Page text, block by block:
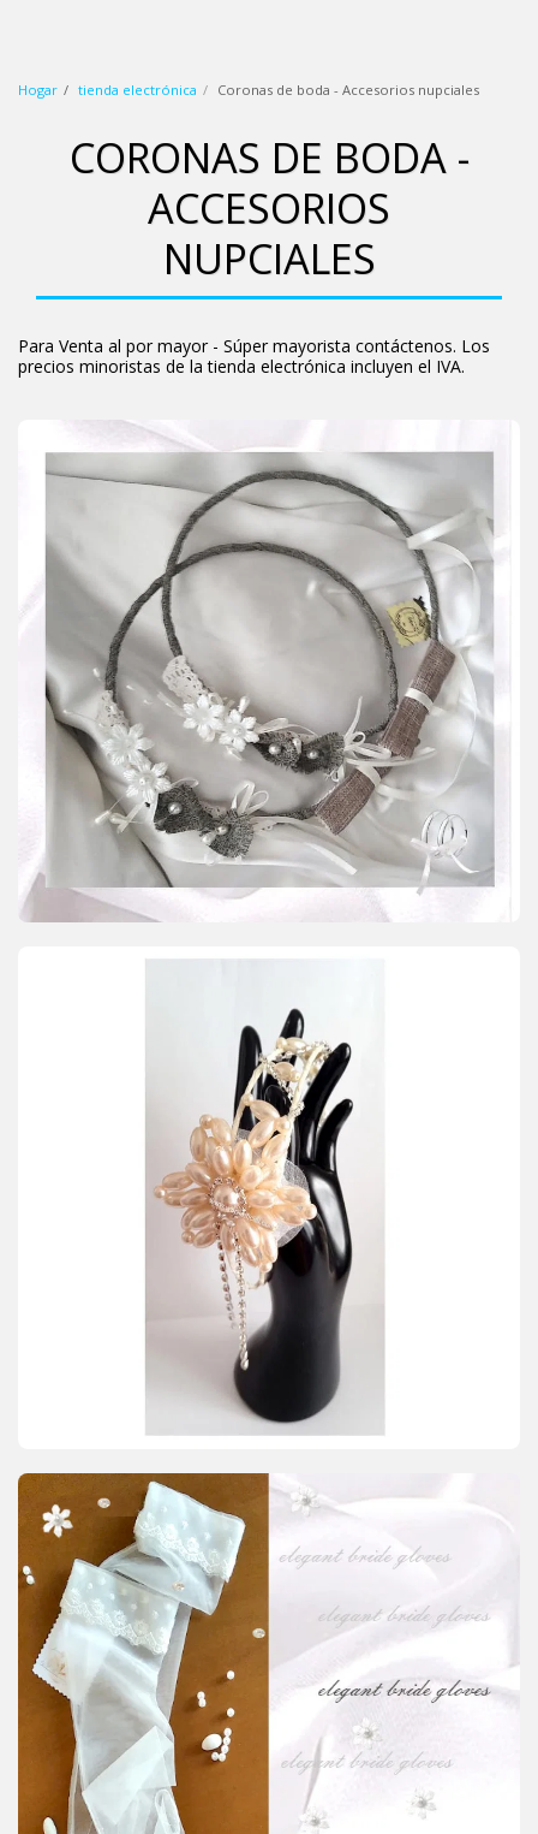
Hogar tienda electrónica Coronas de boda - Accesorios nupciales
CORONAS DE BODA -
ACCESORIOS
NUPCIALES
Para Venta al por mayor - Súper mayorista contáctenos. Los
precios minoristas de la tienda electrónica incluyen el IVA.